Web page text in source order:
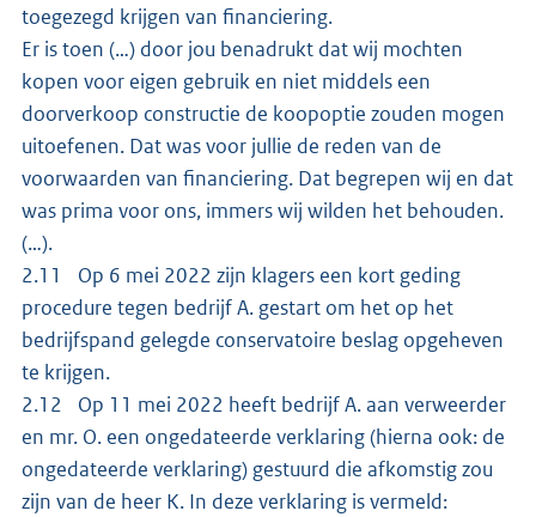
toegezegd krijgen van financiering.
Er is toen (…) door jou benadrukt dat wij mochten
kopen voor eigen gebruik en niet middels een
doorverkoop constructie de koopoptie zouden mogen
uitoefenen. Dat was voor jullie de reden van de
voorwaarden van financiering. Dat begrepen wij en dat
was prima voor ons, immers wij wilden het behouden.
(…).
2.11 Op 6 mei 2022 zijn klagers een kort geding
procedure tegen bedrijf A. gestart om het op het
bedrijfspand gelegde conservatoire beslag opgeheven
te krijgen.
2.12 Op 11 mei 2022 heeft bedrijf A. aan verweerder
en mr. O. een ongedateerde verklaring (hierna ook: de
ongedateerde verklaring) gestuurd die afkomstig zou
zijn van de heer K. In deze verklaring is vermeld: